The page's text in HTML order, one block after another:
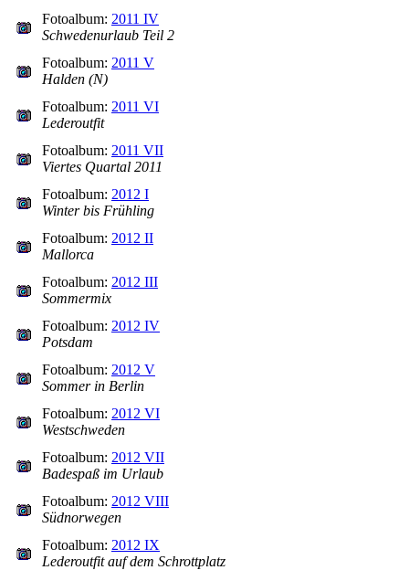
Fotoalbum: 2011 IV
Schwedenurlaub Teil 2
Fotoalbum: 2011 V
Halden (N)
Fotoalbum: 2011 VI
Lederoutfit
Fotoalbum: 2011 VII
Viertes Quartal 2011
Fotoalbum: 2012 I
Winter bis Frühling
Fotoalbum: 2012 II
Mallorca
Fotoalbum: 2012 III
Sommermix
Fotoalbum: 2012 IV
Potsdam
Fotoalbum: 2012 V
Sommer in Berlin
Fotoalbum: 2012 VI
Westschweden
Fotoalbum: 2012 VII
Badespaß im Urlaub
Fotoalbum: 2012 VIII
Südnorwegen
Fotoalbum: 2012 IX
Lederoutfit auf dem Schrottplatz